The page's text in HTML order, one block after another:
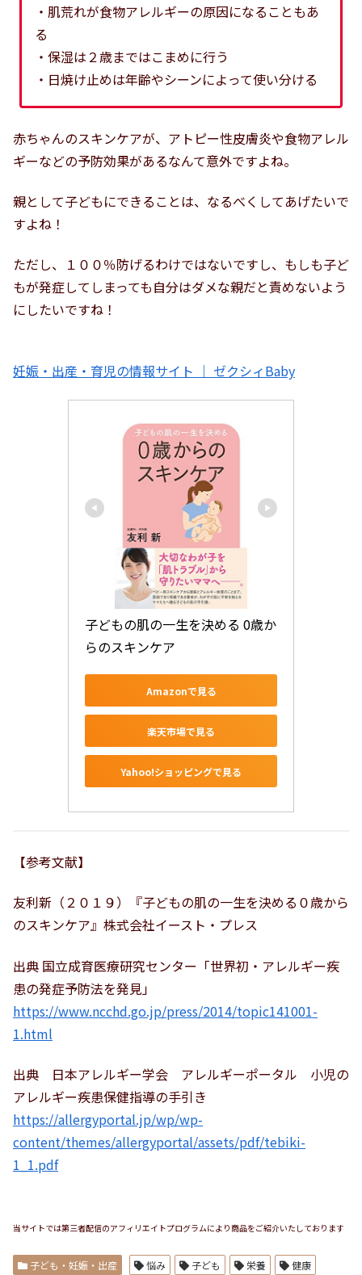
・肌荒れが食物アレルギーの原因になることもあ
る
・保湿は２歳まではこまめに行う
・日焼け止めは年齢やシーンによって使い分ける
赤ちゃんのスキンケアが、アトピー性皮膚炎や食物アレル
ギーなどの予防効果があるなんて意外ですよね。
親として子どもにできることは、なるべくしてあげたいで
すよね！
ただし、１００％防げるわけではないですし、もしも子ど
もが発症してしまっても自分はダメな親だと責めないよう
にしたいですね！
妊娠・出産・育児の情報サイト ｜ ゼクシィBaby
子どもの肌の一生を決める 0歳か
らのスキンケア
Amazonで見る
楽天市場で見る
Yahoo!ショッピングで見る
【参考文献】
友利新（２０１９）『子どもの肌の一生を決める０歳から
のスキンケア』株式会社イースト・プレス
出典 国立成育医療研究センター「世界初・アレルギー疾
患の発症予防法を発見」
https://www.ncchd.go.jp/press/2014/topic141001-
1.html
出典 日本アレルギー学会 アレルギーポータル 小児の
アレルギー疾患保健指導の手引き
https://allergyportal.jp/wp/wp-
content/themes/allergyportal/assets/pdf/tebiki-
1_1.pdf
当サイトでは第三者配信のアフィリエイトプログラムにより商品をご紹介いたしております
子ども・妊娠・出産 悩み 子ども 栄養 健康